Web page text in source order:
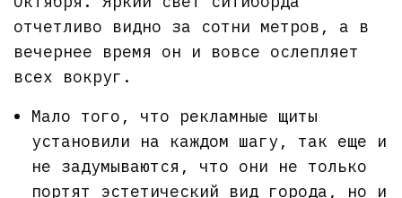
отчетливо видно за сотни метров, а в
вечернее время он и вовсе ослепляет
всех вокруг.
Мало того, что рекламные щиты
установили на каждом шагу, так еще и
не задумываются, что они не только
портят эстетический вид города, но и